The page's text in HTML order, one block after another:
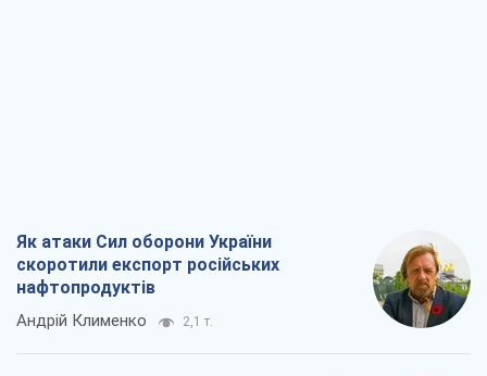
Як атаки Сил оборони України
скоротили експорт російських
нафтопродуктів
Андрій Клименко 2,1 т.